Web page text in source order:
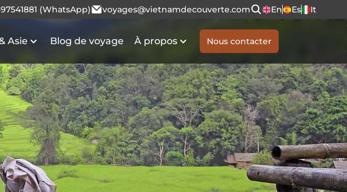
(WhatsApp) voyages@vietnamdecouverte.com En Es It
Asie Blog de voyage À propos Nous contacter